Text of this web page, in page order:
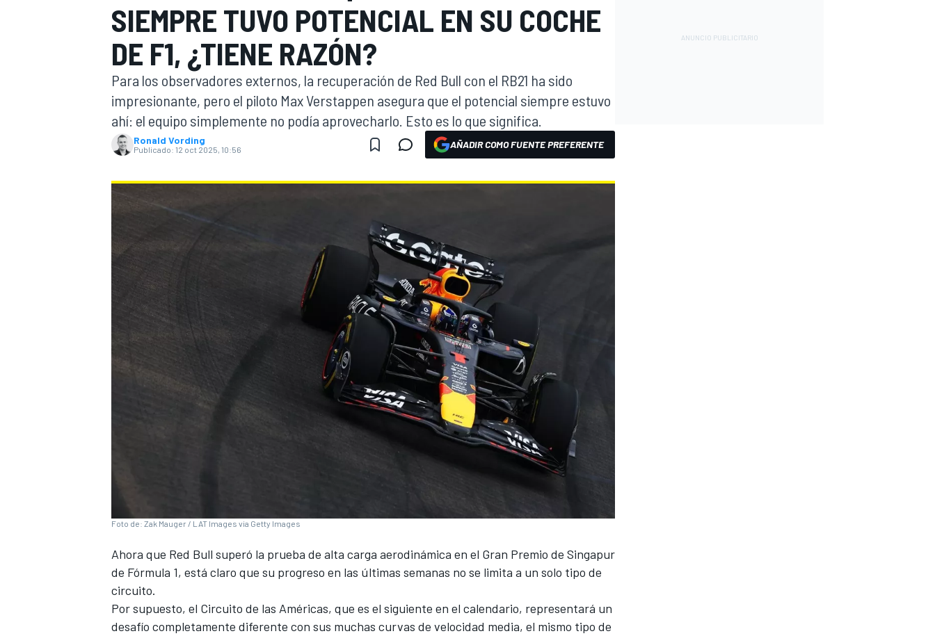
FÓRMULA E MOTO
NASCARINDYCARSPORTSCAR
SIEMPRE TUVO POTENCIAL EN SU COCHE
DE F1, ¿TIENE RAZÓN?
Para los observadores externos, la recuperación de Red Bull con el RB21 ha sido
impresionante, pero el piloto Max Verstappen asegura que el potencial siempre estuvo
ahí: el equipo simplemente no podía aprovecharlo. Esto es lo que significa.
Ronald Vording
Publicado: 12 oct 2025, 10:56 AÑADIR COMO FUENTE PREFERENTE
Foto de: Zak Mauger / LAT Images via Getty Images
Ahora que Red Bull superó la prueba de alta carga aerodinámica en el Gran Premio de Singapur
de Fórmula 1, está claro que su progreso en las últimas semanas no se limita a un solo tipo de
circuito.
Por supuesto, el Circuito de las Américas, que es el siguiente en el calendario, representará un
desafío completamente diferente con sus muchas curvas de velocidad media, el mismo tipo de